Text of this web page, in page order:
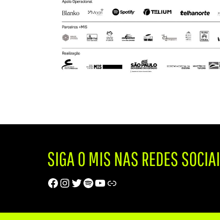
SIGA O MIS NAS REDES
Facebook
Instagram
Twitter
Spotify
Youtube
Trip Advisor